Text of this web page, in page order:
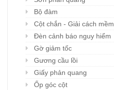
Bộ đàm
Cột chắn - Giải cách mềm
Đèn cảnh báo nguy hiểm
Gờ giảm tốc
Gương cầu lồi
Giấy phản quang
Ốp góc cột